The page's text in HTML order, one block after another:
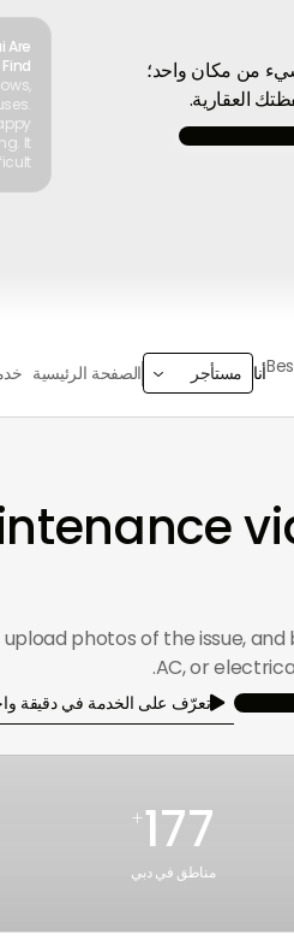
من مكان واحد؛
Are
It
أنا مستأجر الصفحة الرئيسية
photos of the issue,
AC, or
 تعرّف على الخدمة في دقيقة
177
+
مناطق في دبي